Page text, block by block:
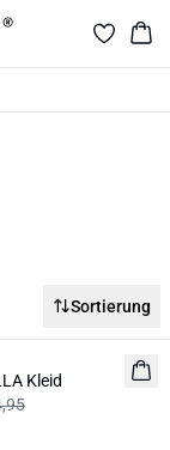
Sortierung
Kleid